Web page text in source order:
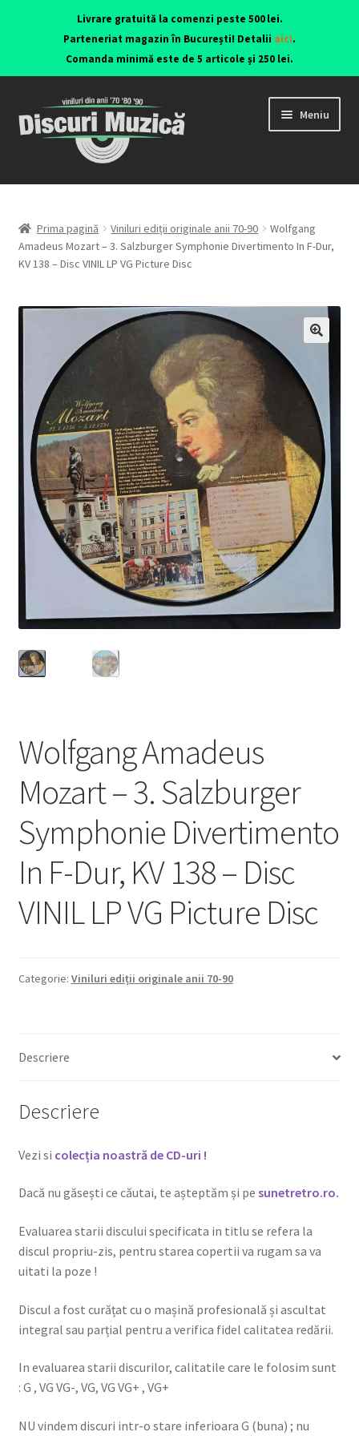
Livrare gratuită la comenzi peste 500 lei.
Parteneriat magazin în București! Detalii aici.
Comanda minimă este de 5 articole și 250 lei.
Meniu
Viniluri ediții originale anii 70-90
CD-uri originale
Contact
Echipamente
Listă produse
Oferta lunii
Contul meu
Blog
lei0,00
Prima pagină Viniluri ediții originale anii 70-90
Wolfgang
Amadeus Mozart – 3. Salzburger Symphonie Divertimento In F-Dur,
KV 138 – Disc VINIL LP VG Picture Disc
Wolfgang Amadeus
Mozart – 3. Salzburger
Symphonie Divertimento
In F-Dur, KV 138 – Disc
VINIL LP VG Picture Disc
Categorie: Viniluri ediții originale anii 70-90
Descriere
Descriere
Vezi si colecția noastră de CD-uri !
Dacă nu găsești ce căutai, te așteptăm și pe sunetretro.ro.
Evaluarea starii discului specificata in titlu se refera la
discul propriu-zis, pentru starea copertii va rugam sa va
uitati la poze !
Discul a fost curățat cu o mașină profesională și ascultat
integral sau parțial pentru a verifica fidel calitatea redării.
In evaluarea starii discurilor, calitatile care le folosim sunt
: G , VG VG-, VG, VG VG+ , VG+
NU vindem discuri intr-o stare inferioara G (buna) ; nu